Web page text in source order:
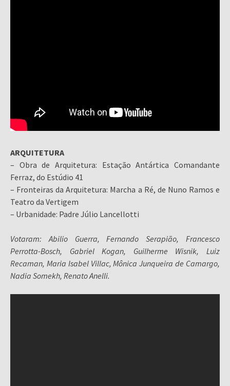
ARQUITETURA
– Obra de Arquitetura: Estação Antártica Comandante
Ferraz, do Estúdio 41
– Fronteiras da Arquitetura: Marcha a Ré, de Nuno Ramos e
Teatro da Vertigem
– Urbanidade: Padre Júlio Lancellotti
Votaram: Abilio Guerra, Fernando Serapião, Francesco
Perrotta-Bosch, Gabriel Kogan, Guilherme Wisnik, Luiz
Recaman, Maria Isabel Villac, Mônica Junqueira de Camargo,
Nadia Somekh, Renato Anelli.